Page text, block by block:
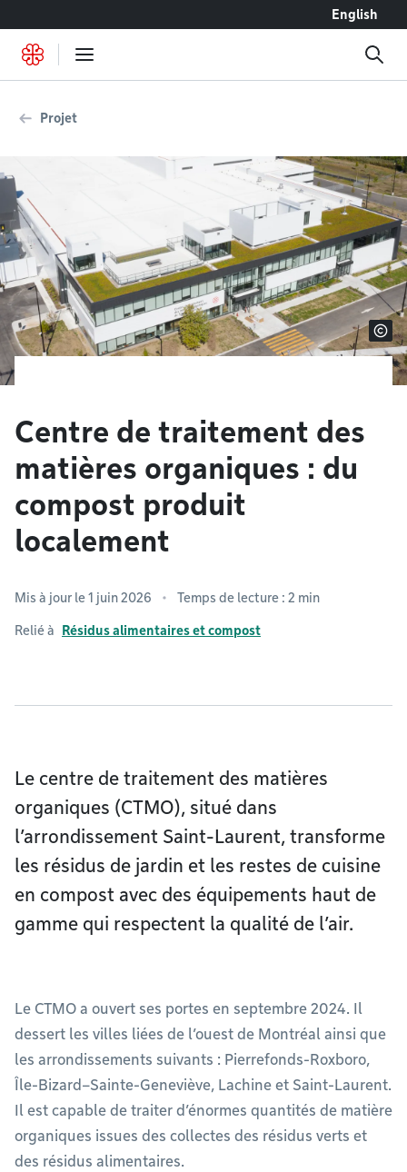
English
Projet
Centre de traitement des
matières organiques : du
compost produit
localement
Mis à jour le 1 juin 2026 Temps de lecture : 2 min
Relié à Résidus alimentaires et compost
Le centre de traitement des matières
organiques (CTMO), situé dans
l’arrondissement Saint-Laurent, transforme
les résidus de jardin et les restes de cuisine
en compost avec des équipements haut de
gamme qui respectent la qualité de l’air.
Le CTMO a ouvert ses portes en septembre 2024. Il
dessert les villes liées de l’ouest de Montréal ainsi que
les arrondissements suivants : Pierrefonds-Roxboro,
Île-Bizard–Sainte-Geneviève, Lachine et Saint-Laurent.
Il est capable de traiter d’énormes quantités de matière
organiques issues des collectes des résidus verts et
des résidus alimentaires.